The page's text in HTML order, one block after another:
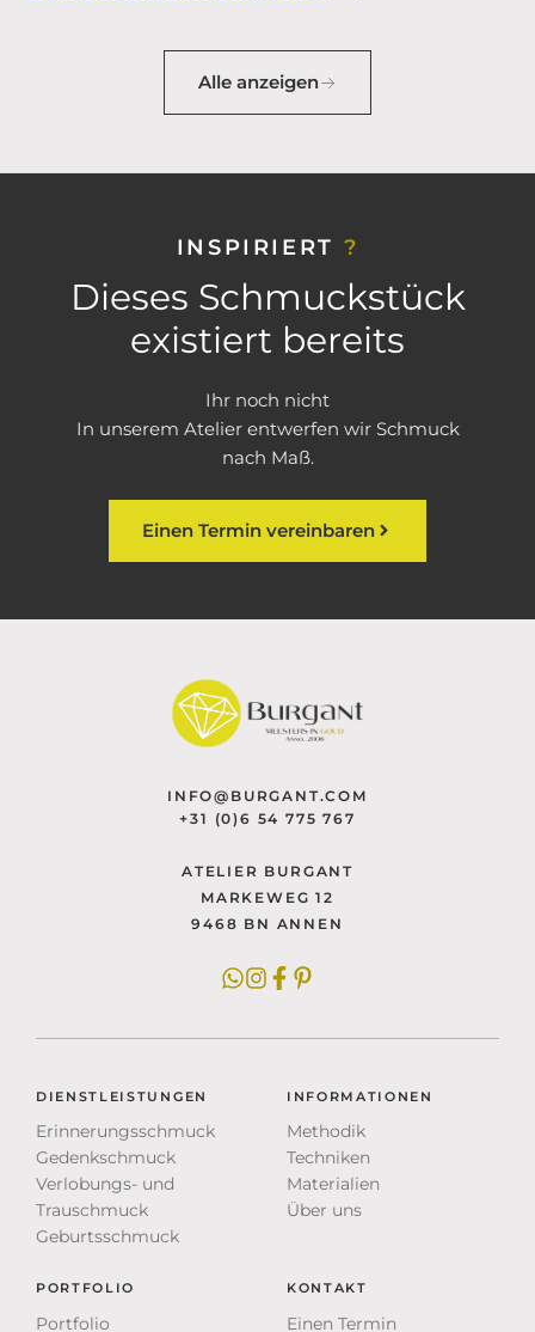
Alle anzeigen
INSPIRIERT ?
Dieses Schmuckstück
existiert bereits
Ihr noch nicht
In unserem Atelier entwerfen wir Schmuck
nach Maß.
Einen Termin vereinbaren
INFO@BURGANT.COM
+31 (0)6 54 775 767
ATELIER BURGANT
MARKEWEG 12
9468 BN ANNEN
DIENSTLEISTUNGEN
Erinnerungsschmuck
Gedenkschmuck
Verlobungs- und
Trauschmuck
Geburtsschmuck
INFORMATIONEN
Methodik
Techniken
Materialien
Über uns
PORTFOLIO
Portfolio
KONTAKT
Einen Termin